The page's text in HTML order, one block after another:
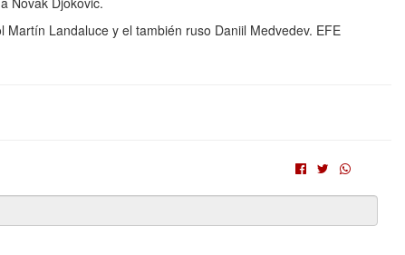
Landaluce y el también ruso Daniil Medvedev. EFE